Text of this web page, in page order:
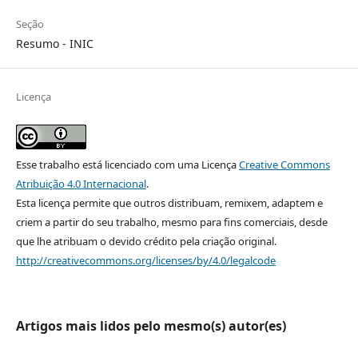
Seção
Resumo - INIC
Licença
Esse trabalho está licenciado com uma LicençaCreative Commons
Atribuição 4.0 Internacional.
Esta licença permite que outros distribuam, remixem, adaptem e
criem a partir do seu trabalho, mesmo para fins comerciais, desde
que lhe atribuam o devido crédito pela criação original.
http://creativecommons.org/licenses/by/4.0/legalcode
Artigos mais lidos pelo mesmo(s) autor(es)